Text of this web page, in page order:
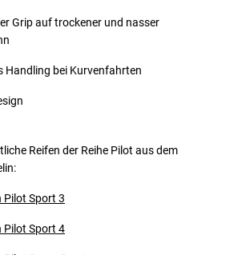
Grip auf trockener und nasser
Handling bei Kurvenfahrten
Reifen der Reihe Pilot aus dem
Pilot Sport 3
Pilot Sport 4